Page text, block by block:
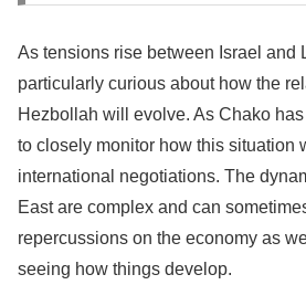
As tensions rise between Israel and
particularly curious about how the
Hezbollah will evolve. As Chako
to closely monitor how this situation
international negotiations. The
East are complex and can
repercussions on the economy as
seeing how things develop.